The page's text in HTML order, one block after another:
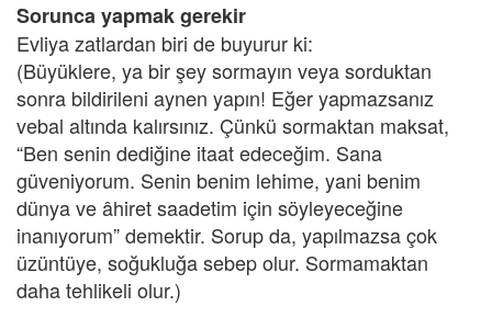
Sorunca yapmak gerekir
Evliya zatlardan biri de buyurur ki:
(Büyüklere, ya bir şey sormayın veya sorduktan
sonra bildirileni aynen yapın! Eğer yapmazsanız
vebal altında kalırsınız. Çünkü sormaktan maksat,
“Ben senin dediğine itaat edeceğim. Sana
güveniyorum. Senin benim lehime, yani benim
dünya ve âhiret saadetim için söyleyeceğine
inanıyorum” demektir. Sorup da, yapılmazsa çok
üzüntüye, soğukluğa sebep olur. Sormamaktan
daha tehlikeli olur.)